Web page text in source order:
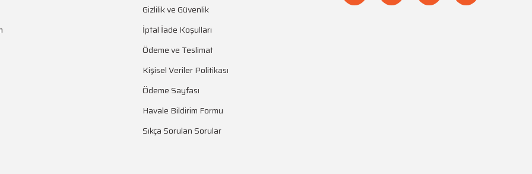
Gizlilik ve Güvenlik
İptal İade Koşulları
Ödeme ve Teslimat
Kişisel Veriler Politikası
Ödeme Sayfası
Havale Bildirim Formu
Sıkça Sorulan Sorular